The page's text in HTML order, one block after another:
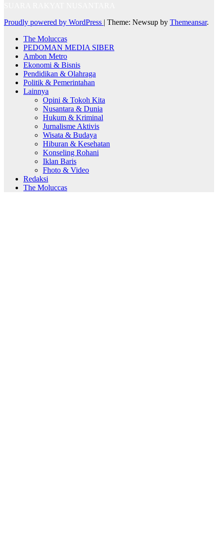
Proudly powered by WordPress | Theme: Newsup by Themeansar.
The Moluccas
PEDOMAN MEDIA SIBER
Ambon Metro
Ekonomi & Bisnis
Pendidikan & Olahraga
Politik & Pemerintahan
Lainnya
Opini & Tokoh Kita
Nusantara & Dunia
Hukum & Kriminal
Jurnalisme Aktivis
Wisata & Budaya
Hiburan & Kesehatan
Konseling Rohani
Iklan Baris
Fhoto & Video
Redaksi
The Moluccas